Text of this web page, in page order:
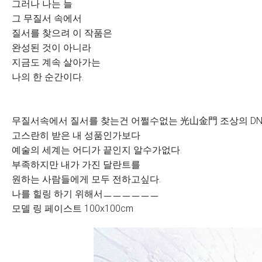
그러나 나는 늘
그 무질서 속에서
질서를 찾으려 이 작품은
완성된 것이 아니라
지금도 계속 살아가는
나의 한 순간이다.
무질서속에서 질서를 찾는건 어쩔수없는 光山金門 조상의
고스란히 받은 내 성품인가보다
예술의 세계는 어디가 끝인지 알수가없다.
부족하지만 내가 가진 달란트를
원하는 사람들에게 모두 전하고싶다.
나를 힐링 하기 위해서ㅡㅡㅡㅡㅡㅡ
모델 링 페이스트 100x100cm